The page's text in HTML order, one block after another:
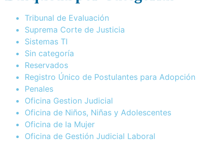
Tribunal de Evaluación
Suprema Corte de Justicia
Sistemas TI
Sin categoría
Reservados
Registro Único de Postulantes para Adopción
Penales
Oficina Gestion Judicial
Oficina de Niños, Niñas y Adolescentes
Oficina de la Mujer
Oficina de Gestión Judicial Laboral